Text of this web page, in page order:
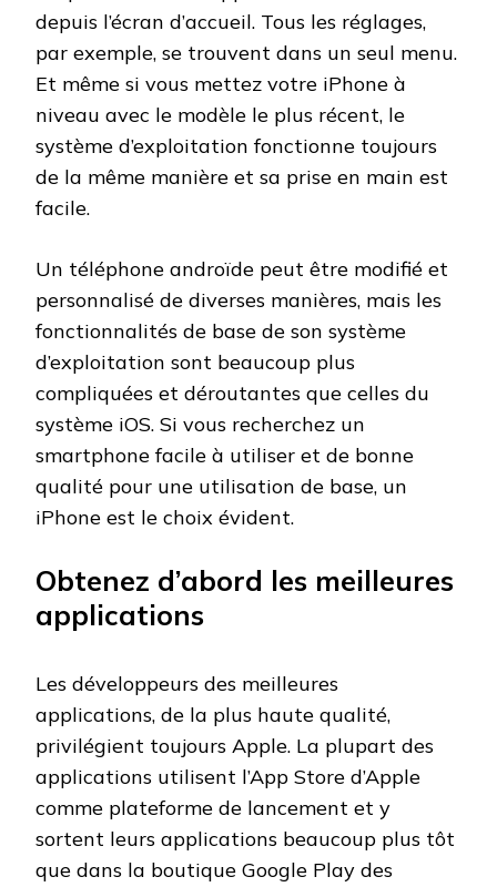
depuis l’écran d’accueil. Tous les réglages,
par exemple, se trouvent dans un seul menu.
Et même si vous mettez votre iPhone à
niveau avec le modèle le plus récent, le
système d’exploitation fonctionne toujours
de la même manière et sa prise en main est
facile.
Un téléphone androïde peut être modifié et
personnalisé de diverses manières, mais les
fonctionnalités de base de son système
d’exploitation sont beaucoup plus
compliquées et déroutantes que celles du
système iOS. Si vous recherchez un
smartphone facile à utiliser et de bonne
qualité pour une utilisation de base, un
iPhone est le choix évident.
Obtenez d’abord les meilleures
applications
Les développeurs des meilleures
applications, de la plus haute qualité,
privilégient toujours Apple. La plupart des
applications utilisent l’App Store d’Apple
comme plateforme de lancement et y
sortent leurs applications beaucoup plus tôt
que dans la boutique Google Play des